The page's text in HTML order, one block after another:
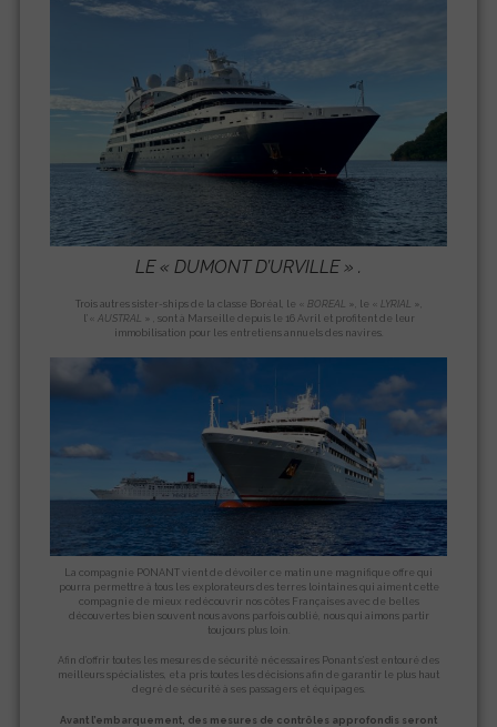
LE « DUMONT D’URVILLE» .
Trois autres sister-ships de la classe Boréal, le « BOREAL », le « LYRIAL »,
l’« AUSTRAL » , sont à Marseille depuis le 16 Avril et profitent de leur
immobilisation pour les entretiens annuels des navires.
La compagnie PONANT vient de dévoiler ce matin une magnifique offre qui
pourra permettre à tous les explorateurs des terres lointaines qui aiment cette
compagnie de mieux redécouvrir nos côtes Françaises avec de belles
découvertes bien souvent nous avons parfois oublié, nous qui aimons partir
toujours plus loin.
Afin d’offrir toutes les mesures de sécurité nécessaires Ponant s’est entouré des
meilleurs spécialistes, et a pris toutes les décisions afin de garantir le plus haut
degré de sécurité à ses passagers et équipages.
Avant l’embarquement, des mesures de contrôles approfondis seront